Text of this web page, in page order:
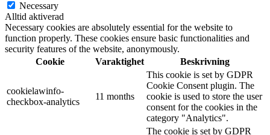
Necessary
Alltid aktiverad
Necessary cookies are absolutely essential for the website to
function properly. These cookies ensure basic functionalities and
security features of the website, anonymously.
Cookie
Varaktighet Beskrivning
cookielawinfo-
checkbox-analytics
11 months
This cookie is set by GDPR
Cookie Consent plugin. The
cookie is used to store the user
consent for the cookies in the
category "Analytics".
The cookie is set by GDPR